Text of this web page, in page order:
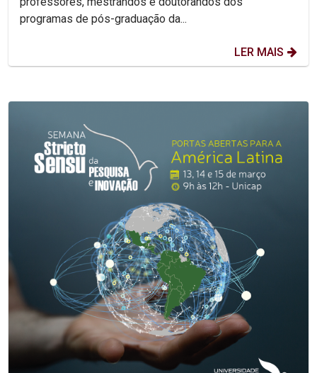
programas de pós-graduação da...
LER MAIS